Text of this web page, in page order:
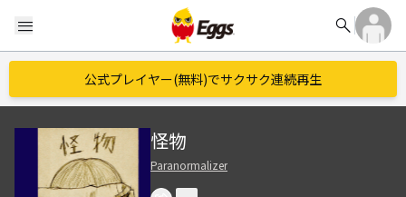
menu search
公式プレイヤー(無料)でサクサク連続再生
怪物
Paranormalizer